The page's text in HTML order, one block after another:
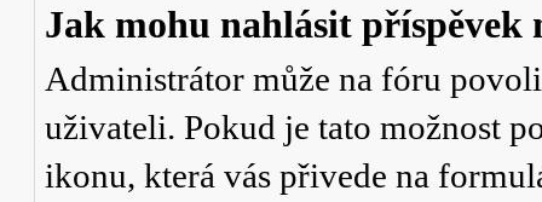
Jak mohu nahlásit příspěvek
Administrátor může na fóru
uživateli. Pokud je tato možnost
ikonu, která vás přivede na